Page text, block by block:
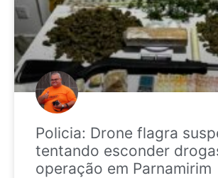
Policia: Drone flagra
tentando esconder
operação em Parnamirim